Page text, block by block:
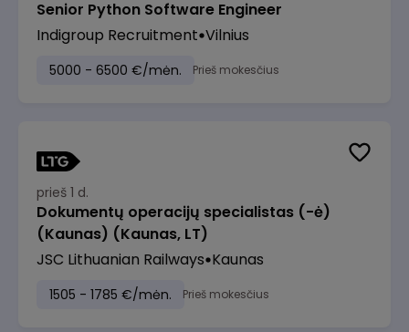
Senior Python Software Engineer
Indigroup Recruitment Vilnius
5000 - 6500 €/mėn. Prieš mokesčius
prieš 1 d.
Dokumentų operacijų specialistas (-ė)
(Kaunas) (Kaunas, LT)
JSC Lithuanian Railways Kaunas
1505 - 1785 €/mėn. Prieš mokesčius